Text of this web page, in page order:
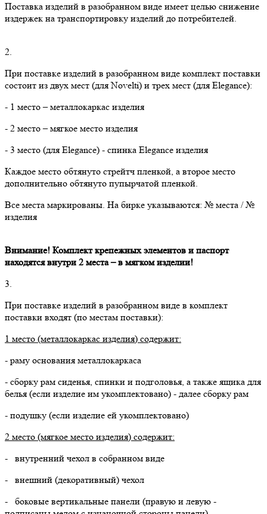
Поставка изделий в разобранном виде имеет целью снижение
издержек на транспортировку изделий до потребителей.
2.
При поставке изделий в разобранном виде комплект поставки
состоит из двух мест (для Novelti) и трех мест (для Elegance):
- 1 место – металлокаркас изделия
- 2 место – мягкое место изделия
- 3 место (для Elegance) - спинка Elegance изделия
Каждое место обтянуто стрейтч пленкой, а второе место
дополнительно обтянуто пупырчатой пленкой.
Все места маркированы. На бирке указываются: № места / №
изделия
Внимание! Комплект крепежных элементов и паспорт
находятся внутри 2 места – в мягком изделии!
3.
При поставке изделий в разобранном виде в комплект
поставки входят (по местам поставки):
1 место (металлокаркас изделия) содержит:
- раму основания металлокаркаса
- сборку рам сиденья, спинки и подголовья, а также ящика для
белья (если изделие им укомплектовано) - далее сборку рам
- подушку (если изделие ей укомплектовано)
2 место (мягкое место изделия) содержит:
- внутренний чехол в собранном виде
- внешний (декоративный) чехол
- боковые вертикальные панели (правую и левую -